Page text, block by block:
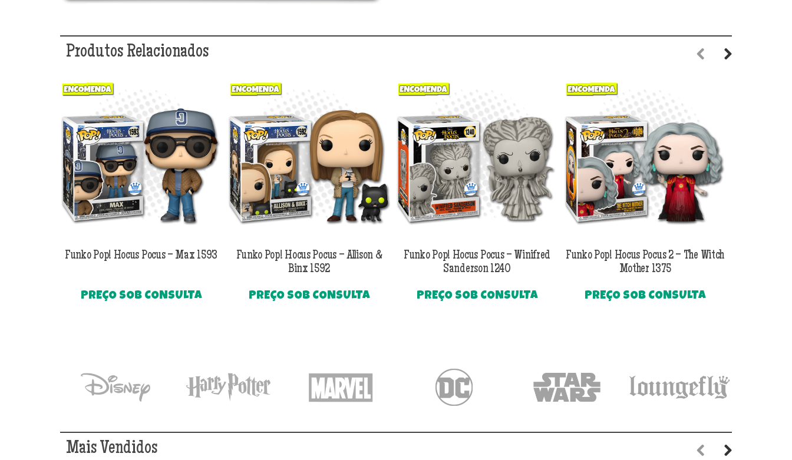
Produtos Relacionados
Funko Pop! Hocus Pocus – Max 1593
PREÇO SOB CONSULTA
Funko Pop! Hocus Pocus – Allison &
Binx 1592
PREÇO SOB CONSULTA
Funko Pop! Hocus Pocus – Winifred
Sanderson 1240
PREÇO SOB CONSULTA
Funko Pop! Hocus Pocus 2 – The Witch
Mother 1375
PREÇO SOB CONSULTA
Mais Vendidos